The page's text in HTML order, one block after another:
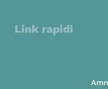
Link rapidi